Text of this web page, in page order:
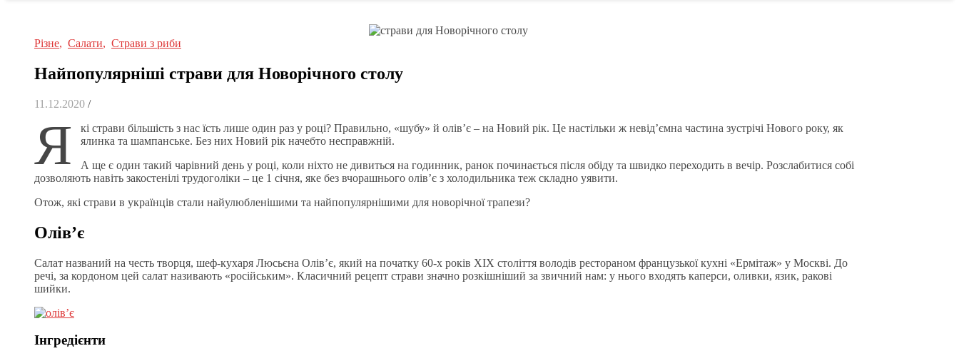
Різне, Салати, Страви з риби
Найпопулярніші страви для Новорічного столу
11.12.2020 /
Я
кі страви більшість з нас їсть лише один раз у році? Правильно, «шубу» й олів’є – на Новий рік. Це настільки ж невід’ємна частина зустрічі Нового року, як
ялинка та шампанське. Без них Новий рік начебто несправжній.
А ще є один такий чарівний день у році, коли ніхто не дивиться на годинник, ранок починається після обіду та швидко переходить в вечір. Розслабитися собі
дозволяють навіть закостенілі трудоголіки – це 1 січня, яке без вчорашнього олів’є з холодильника теж складно уявити.
Отож, які страви в українців стали найулюбленішими та найпопулярнішими для новорічної трапези?
Олів’є
Салат названий на честь творця, шеф-кухаря Люсьєна Олів’є, який на початку 60-х років XIX століття володів рестораном французької кухні «Ермітаж» у Москві. До
речі, за кордоном цей салат називають «російським». Класичний рецепт страви значно розкішніший за звичний нам: у нього входять каперси, оливки, язик, ракові
шийки.
Інгредієнти